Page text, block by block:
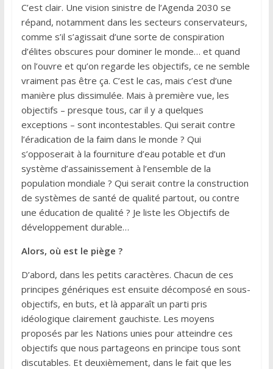
C’est clair. Une vision sinistre de l’Agenda 2030 se
répand, notamment dans les secteurs conservateurs,
comme s’il s’agissait d’une sorte de conspiration
d’élites obscures pour dominer le monde… et quand
on l’ouvre et qu’on regarde les objectifs, ce ne semble
vraiment pas être ça. C’est le cas, mais c’est d’une
manière plus dissimulée. Mais à première vue, les
objectifs – presque tous, car il y a quelques
exceptions – sont incontestables. Qui serait contre
l’éradication de la faim dans le monde ? Qui
s’opposerait à la fourniture d’eau potable et d’un
système d’assainissement à l’ensemble de la
population mondiale ? Qui serait contre la construction
de systèmes de santé de qualité partout, ou contre
une éducation de qualité ? Je liste les Objectifs de
développement durable…
Alors, où est le piège ?
D’abord, dans les petits caractères. Chacun de ces
principes génériques est ensuite décomposé en sous-
objectifs, en buts, et là apparaît un parti pris
idéologique clairement gauchiste. Les moyens
proposés par les Nations unies pour atteindre ces
objectifs que nous partageons en principe tous sont
discutables. Et deuxièmement, dans le fait que les